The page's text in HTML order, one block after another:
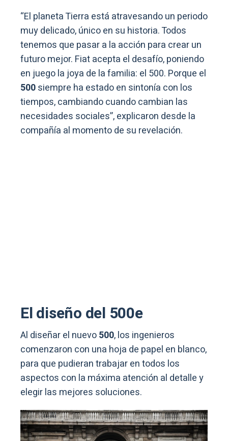
“El planeta Tierra está atravesando un periodo
muy delicado, único en su historia. Todos
tenemos que pasar a la acción para crear un
futuro mejor. Fiat acepta el desafío, poniendo
en juego la joya de la familia: el 500. Porque el
500siempre ha estado en sintonía con los
tiempos, cambiando cuando cambian las
necesidades sociales”, explicaron desde la
compañía al momento de su revelación.
El diseño del 500e
Al diseñar el nuevo500, los ingenieros
comenzaron con una hoja de papel en blanco,
para que pudieran trabajar en todos los
aspectos con la máxima atención al detalle y
elegir las mejores soluciones.